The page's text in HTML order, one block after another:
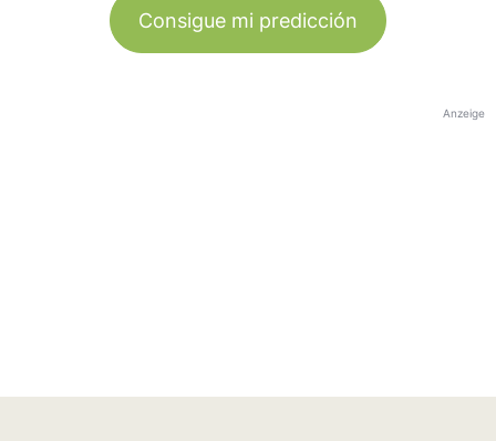
Consigue mi predicción
Anzeige